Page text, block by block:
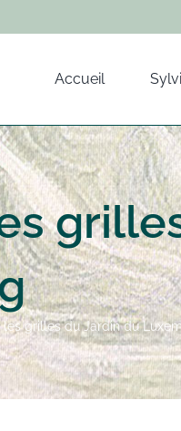
Accueil
grilles du Jardin du